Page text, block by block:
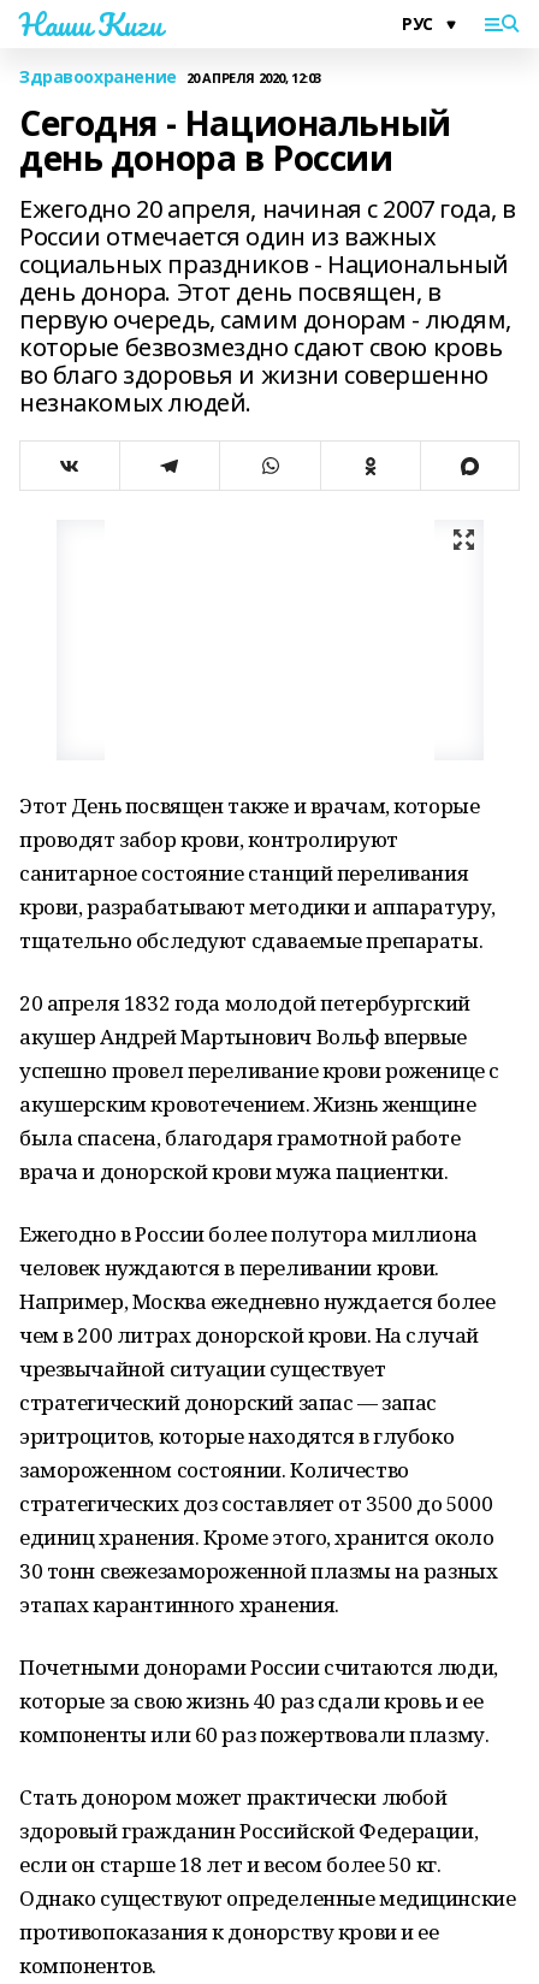
Наши Киги
Здравоохранение 20 АПРЕЛЯ 2020, 12:03
Сегодня - Национальный
день донора в России
Ежегодно 20 апреля, начиная с 2007 года, в
России отмечается один из важных
социальных праздников - Национальный
день донора. Этот день посвящен, в
первую очередь, самим донорам - людям,
которые безвозмездно сдают свою кровь
во благо здоровья и жизни совершенно
незнакомых людей.
Этот День посвящен также и врачам, которые
проводят забор крови, контролируют
санитарное состояние станций переливания
крови, разрабатывают методики и аппаратуру,
тщательно обследуют сдаваемые препараты.
20 апреля 1832 года молодой петербургский
акушер Андрей Мартынович Вольф впервые
успешно провел переливание крови роженице с
акушерским кровотечением. Жизнь женщине
была спасена, благодаря грамотной работе
врача и донорской крови мужа пациентки.
Ежегодно в России более полутора миллиона
человек нуждаются в переливании крови.
Например, Москва ежедневно нуждается более
чем в 200 литрах донорской крови. На случай
чрезвычайной ситуации существует
стратегический донорский запас — запас
эритроцитов, которые находятся в глубоко
замороженном состоянии. Количество
стратегических доз составляет от 3500 до 5000
единиц хранения. Кроме этого, хранится около
30 тонн свежезамороженной плазмы на разных
этапах карантинного хранения.
Почетными донорами России считаются люди,
которые за свою жизнь 40 раз сдали кровь и ее
компоненты или 60 раз пожертвовали плазму.
Стать донором может практически любой
здоровый гражданин Российской Федерации,
если он старше 18 лет и весом более 50 кг.
Однако существуют определенные медицинские
противопоказания к донорству крови и ее
компонентов.